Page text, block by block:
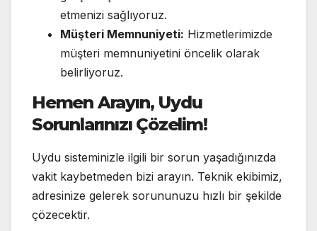
etmenizi sağlıyoruz.
Müşteri Memnuniyeti: Hizmetlerimizde
müşteri memnuniyetini öncelik olarak
belirliyoruz.
Hemen Arayın, Uydu
Sorunlarınızı Çözelim!
Uydu sisteminizle ilgili bir sorun yaşadığınızda
vakit kaybetmeden bizi arayın. Teknik ekibimiz,
adresinize gelerek sorununuzu hızlı bir şekilde
çözecektir.